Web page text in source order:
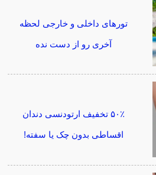
تورهای داخلی و خارجی لحظه
آخری رو از دست نده
۵۰٪ تخفیف ارتودنسی دندان
اقساطی بدون چک یا سفته!